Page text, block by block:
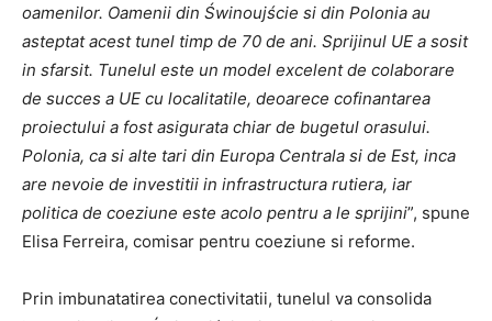
oamenilor. Oamenii din Świnoujście si din Polonia au
asteptat acest tunel timp de 70 de ani. Sprijinul UE a sosit
in sfarsit. Tunelul este un model excelent de colaborare
de succes a UE cu localitatile, deoarece cofinantarea
proiectului a fost asigurata chiar de bugetul orasului.
Polonia, ca si alte tari din Europa Centrala si de Est, inca
are nevoie de investitii in infrastructura rutiera, iar
politica de coeziune este acolo pentru a le sprijini”, spune
Elisa Ferreira, comisar pentru coeziune si reforme.
Prin imbunatatirea conectivitatii, tunelul va consolida